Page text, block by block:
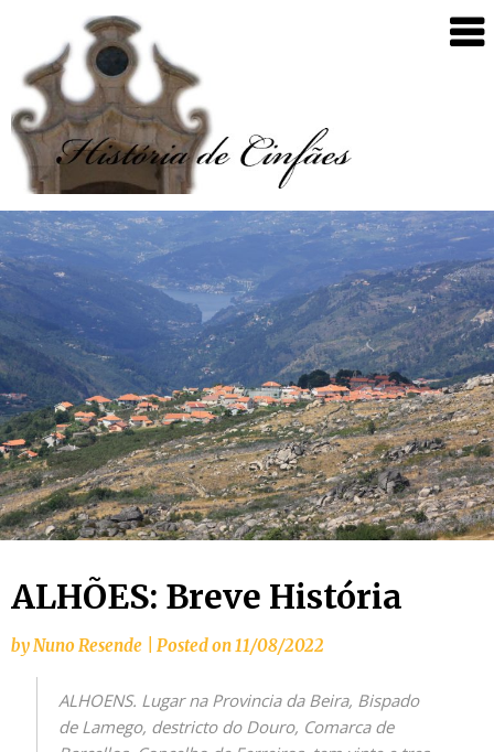
ALHÕES: Breve História
by Nuno Resende Posted on 11/08/2022
ALHOENS. Lugar na Provincia da Beira, Bispado
de Lamego, destricto do Douro, Comarca de